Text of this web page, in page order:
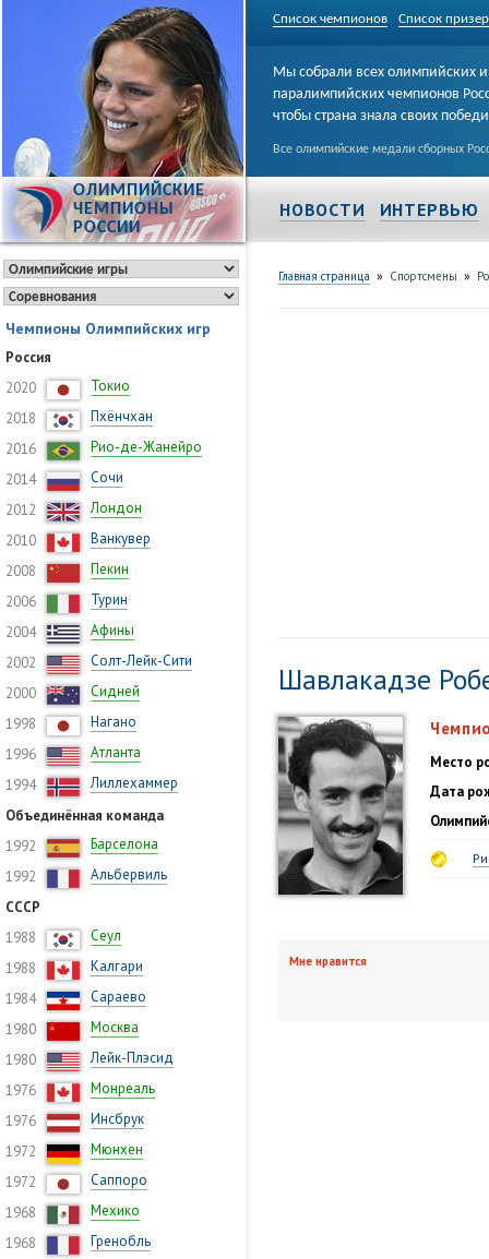
Список чемпионов Список
ОЛИМПИЙСКИЕ
ЧЕМПИОНЫ
РОССИИ
Мы собрали всех олимпийских и
паралимпийских чемпионов
чтобы страна знала своих
Все олимпийские медали сборных
НОВОСТИ ИНТЕРВЬЮ
Чемпионы Олимпийских игр
Россия
2020
Токио
2018
Пхёнчхан
2016
Рио-де-Жанейро
2014
Сочи
2012
Лондон
2010
Ванкувер
2008
Пекин
2006
Турин
2004
Афины
2002
Солт-Лейк-Сити
2000
Сидней
1998
Нагано
1996
Атланта
1994
Лиллехаммер
Объединённая команда
1992
Барселона
1992
Альбервиль
СССР
1988
Сеул
1988
Калгари
1984
Сараево
1980
Москва
1980
Лейк-Плэсид
1976
Монреаль
1976
Инсбрук
1972
Мюнхен
1972
Саппоро
1968
Мехико
1968
Гренобль
Главная страница » Спортсмены »
Шавлакадзе
Место
Дата
Мне нравится